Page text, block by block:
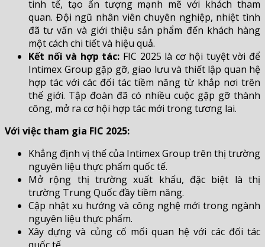
tinh tế, tạo ấn tượng mạnh mẽ với khách tham
quan. Đội ngũ nhân viên chuyên nghiệp, nhiệt tình
đã tư vấn và giới thiệu sản phẩm đến khách hàng
một cách chi tiết và hiệu quả.
Kết nối và hợp tác: FIC 2025 là cơ hội tuyệt vời để
Intimex Group gặp gỡ, giao lưu và thiết lập quan hệ
hợp tác với các đối tác tiềm năng từ khắp nơi trên
thế giới. Tập đoàn đã có nhiều cuộc gặp gỡ thành
công, mở ra cơ hội hợp tác mới trong tương lai.
Với việc tham gia FIC 2025:
Khẳng định vị thế của Intimex Group trên thị trường
nguyên liệu thực phẩm quốc tế.
Mở rộng thị trường xuất khẩu, đặc biệt là thị
trường Trung Quốc đầy tiềm năng.
Cập nhật xu hướng và công nghệ mới trong ngành
nguyên liệu thực phẩm.
Xây dựng và củng cố mối quan hệ với các đối tác